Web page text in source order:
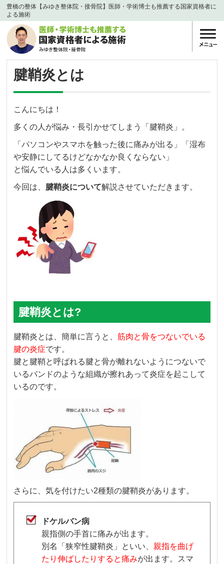
豊橋の整体【みゆき整体院・接骨院】医師・学術博士も推薦する国家資格者に
よる施術
腱鞘炎とは
こんにちは！
多くの人が悩み・長引かせてしまう「腱鞘炎」。
「パソコンやスマホを触った後に痛みが出る」「湿布
や安静にしてるけどなかなか良くならない」
と悩んでいる人は多くいます。
今回は、 腱鞘炎について解説させていただきます。
腱鞘炎とは?
腱鞘炎とは、簡単に言うと、筋肉と骨をつないでいる
腱の炎症です。
腱と腱鞘と呼ばれる腱と骨が離れないようにつないで
いるバンドのような組織が擦れあって炎症を起こして
いるのです。
さらに、気を付けたい2種類の腱鞘炎があります。
ドケルバン病
親指側の手首に痛みが出ます。
別名「狭窄性腱鞘炎」といい、 親指を曲げ
たり伸ばしたりすると痛みが出ます。スマ